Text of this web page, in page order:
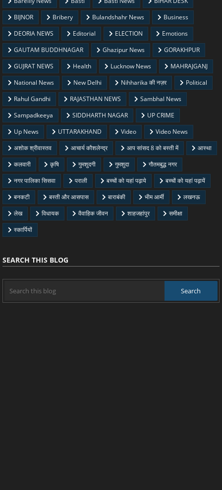
BIJNOR
Bribery Bulandshahr News
Business
DEORIA NEWS
Editorial ELECTION
Emotions
GAUTAM BUDDHNAGAR
Ghazipur News
GORAKHPUR
GUJRAT NEWS
Health Lucknow News
MAHRAJGANJ
National News
New Delhi Nihharika की नज़र
Political
Rahul Gandhi
RAJASTHAN NEWS
Sambhal News
Sampadkeeya
SIDDHARTH NAGAR
UP CRIME
Up News
UTTARAKHAND Video
Video News
अशोक श्रीवास्तव
आचार्य कौशलेन्द्र आप सांसद 8 को बस्ती में
आस्था
कलवारी
कृषि गुमशुदगी गुमशुदा
गौतमबुद्ध नगर
नगर पालिका सिसवा
पराली बच्चों को यहां पढ़ाये
बच्चों को यहां पढ़ायें
बनकटी
बस्ती और आसपास बाराबंकी भीम आर्मी
लखनऊ
लेख
विधायक वैवाहिक जीवन शाहजहांपुर
समीक्षा
स्कार्पियों
SEARCH THIS BLOG